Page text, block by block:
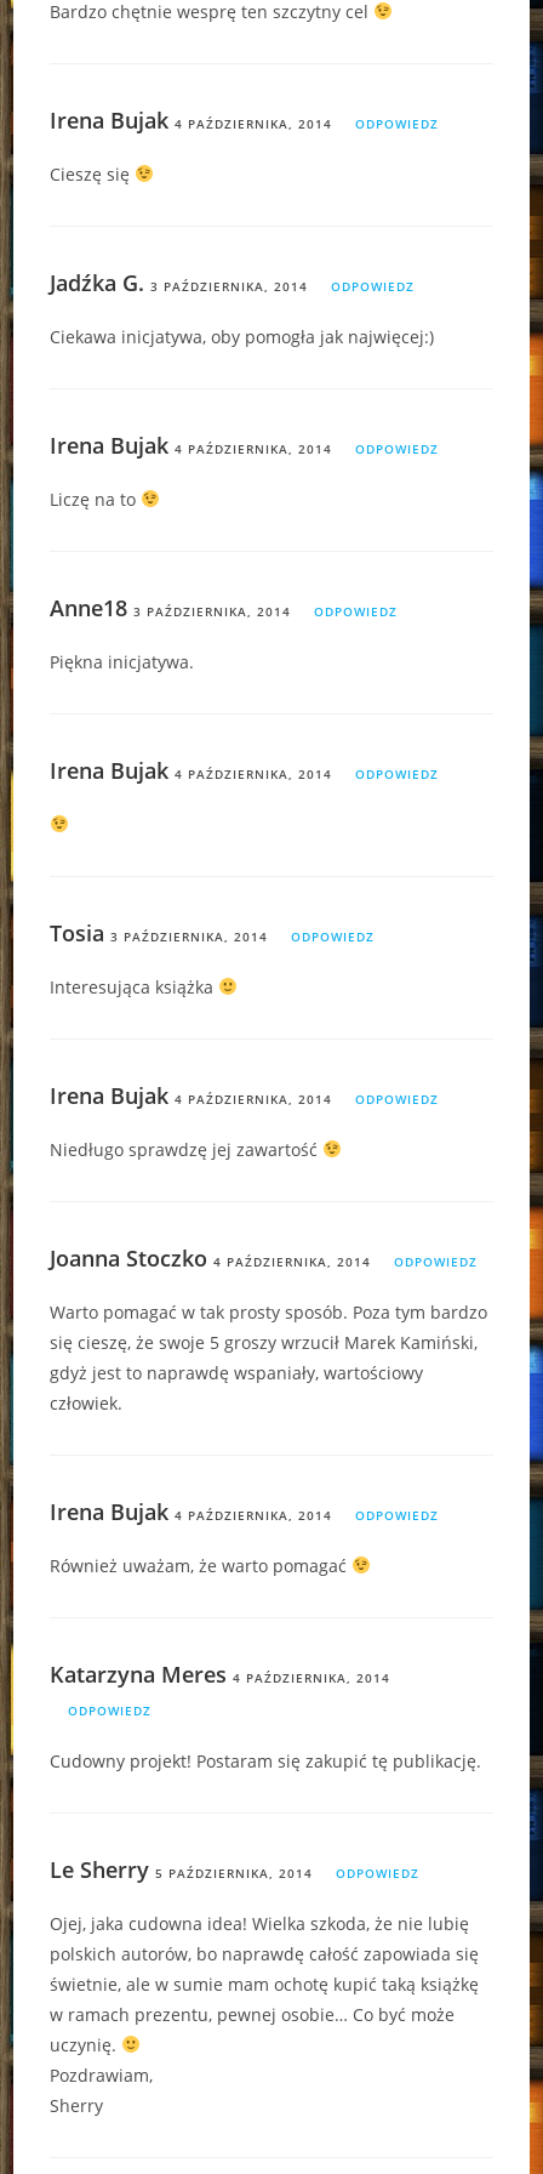
Bardzo chętnie wesprę ten szczytny cel
Irena Bujak 4 PAŹDZIERNIKA, 2014 ODPOWIEDZ
Cieszę się
Jadźka G. 3 PAŹDZIERNIKA, 2014 ODPOWIEDZ
Ciekawa inicjatywa, oby pomogła jak najwięcej:)
Irena Bujak 4 PAŹDZIERNIKA, 2014 ODPOWIEDZ
Liczę na to
Anne18 3 PAŹDZIERNIKA, 2014 ODPOWIEDZ
Piękna inicjatywa.
Irena Bujak 4 PAŹDZIERNIKA, 2014 ODPOWIEDZ
Tosia 3 PAŹDZIERNIKA, 2014 ODPOWIEDZ
Interesująca książka
Irena Bujak 4 PAŹDZIERNIKA, 2014 ODPOWIEDZ
Niedługo sprawdzę jej zawartość
Joanna Stoczko 4 PAŹDZIERNIKA, 2014 ODPOWIEDZ
Warto pomagać w tak prosty sposób. Poza tym bardzo
się cieszę, że swoje 5 groszy wrzucił Marek Kamiński,
gdyż jest to naprawdę wspaniały, wartościowy
człowiek.
Irena Bujak 4 PAŹDZIERNIKA, 2014 ODPOWIEDZ
Również uważam, że warto pomagać
Katarzyna Meres 4 PAŹDZIERNIKA, 2014
ODPOWIEDZ
Cudowny projekt! Postaram się zakupić tę publikację.
Le Sherry 5 PAŹDZIERNIKA, 2014 ODPOWIEDZ
Ojej, jaka cudowna idea! Wielka szkoda, że nie lubię
polskich autorów, bo naprawdę całość zapowiada się
świetnie, ale w sumie mam ochotę kupić taką książkę
w ramach prezentu, pewnej osobie… Co być może
uczynię.
Pozdrawiam,
Sherry